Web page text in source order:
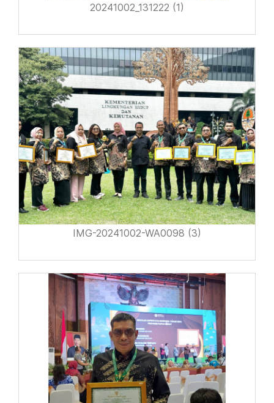
20241002_131222 (1)
IMG-20241002-WA0098 (3)